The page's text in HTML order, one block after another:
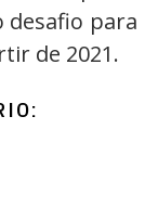
desafio para
de 2021.